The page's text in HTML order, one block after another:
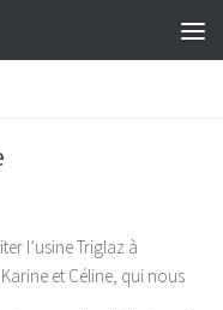
l’usine Triglaz à
et Céline, qui nous